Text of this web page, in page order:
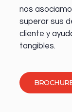
nos
superar sus
cliente y
tangibles.